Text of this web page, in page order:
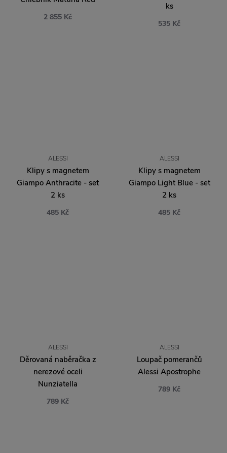
2 855 Kč
ks
535 Kč
ALESSI
Klipy s magnetem
Giampo Anthracite - set
2 ks
485 Kč
ALESSI
Klipy s magnetem
Giampo Light Blue - set
2 ks
485 Kč
ALESSI
Děrovaná naběračka z
nerezové oceli
Nunziatella
789 Kč
ALESSI
Loupač pomerančů
Alessi Apostrophe
789 Kč